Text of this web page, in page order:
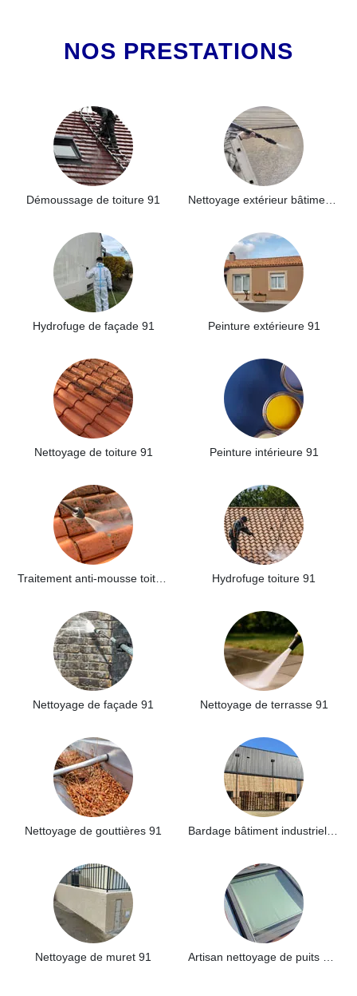
NOS PRESTATIONS
Démoussage de toiture 91
Hydrofuge de façade 91 Peinture extérieure 91
Nettoyage de toiture 91 Peinture intérieure 91
Hydrofuge toiture 91
Nettoyage de façade 91 Nettoyage de terrasse 91
Nettoyage de gouttières 91
Nettoyage de muret 91